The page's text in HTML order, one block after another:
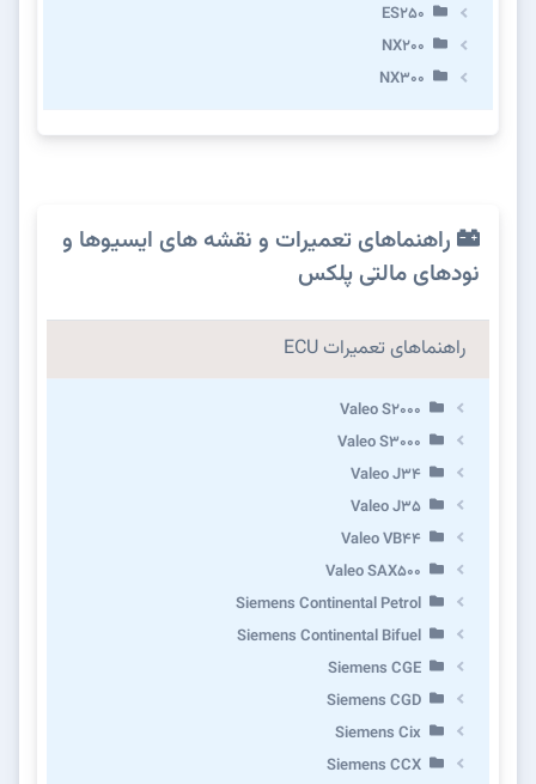
ES250
NX200
NX300
راهنماهای تعمیرات و نقشه های ایسیوها و
نودهای مالتی پلکس
راهنماهای تعمیرات ECU
Valeo S2000
Valeo S3000
Valeo J34
Valeo J35
Valeo VB44
Valeo SAX500
Siemens Continental Petrol
Siemens Continental Bifuel
Siemens CGE
Siemens CGD
Siemens Cix
Siemens CCX